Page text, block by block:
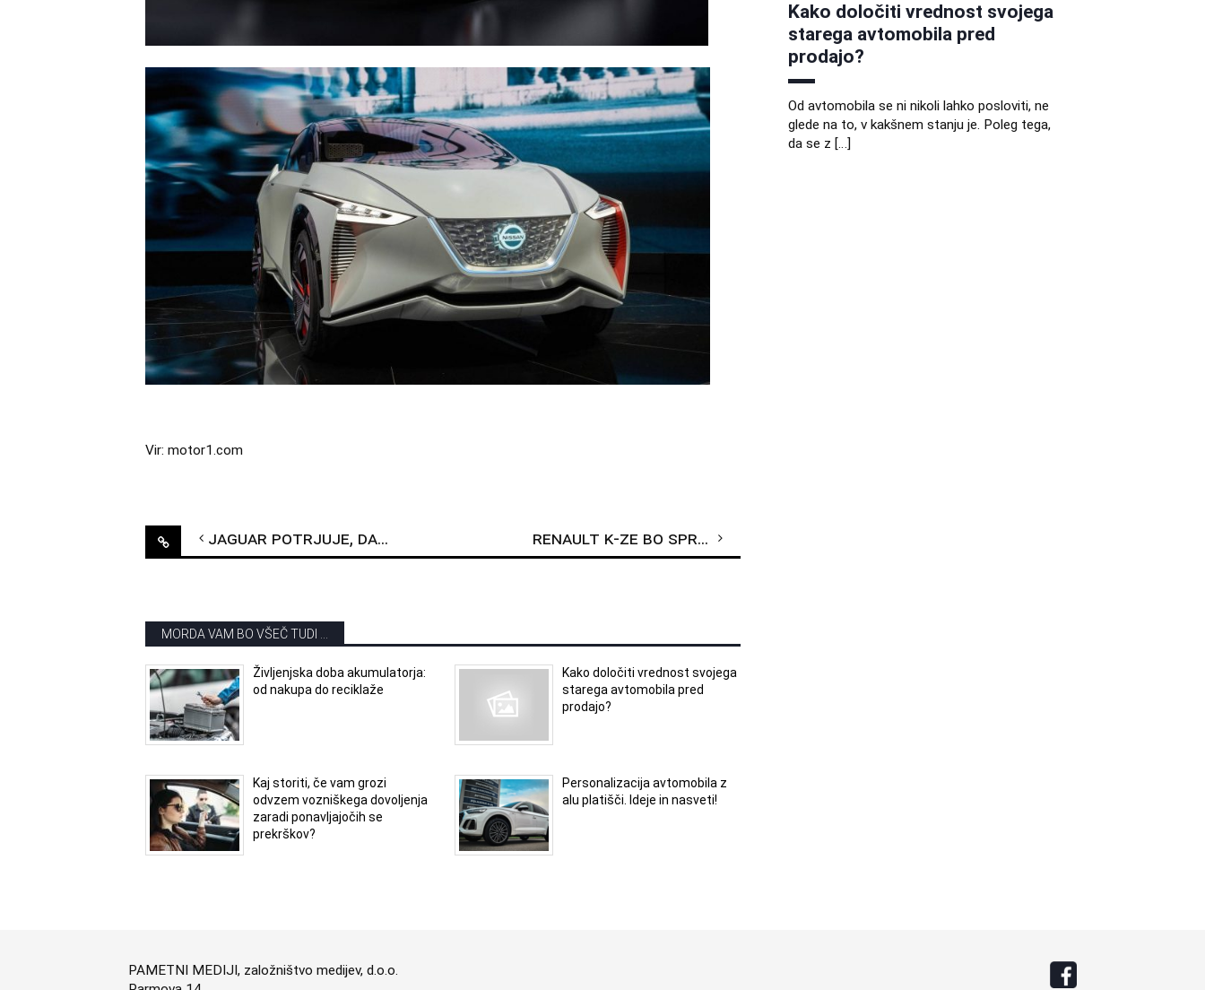
Vir: motor1.com
PostJaguar potrjuje, da bo naslednji Jaguar XJ popolnoma električen Renault K-ZE bo sprva v prodaji le na Kitajskem
MORDA VAM BO VŠEČ TUDI ...
Življenjska doba akumulatorja:
od nakupa do reciklaže
Kako določiti vrednost svojega
starega avtomobila pred
prodajo?
Kaj storiti, če vam grozi
odvzem vozniškega dovoljenja
zaradi ponavljajočih se
prekrškov?
Personalizacija avtomobila z
alu platišči. Ideje in nasveti!
Kako določiti vrednost svojega
starega avtomobila pred
prodajo?
Od avtomobila se ni nikoli lahko posloviti, ne
glede na to, v kakšnem stanju je. Poleg tega,
da se z […]
PAMETNI MEDIJI, založništvo medijev, d.o.o.